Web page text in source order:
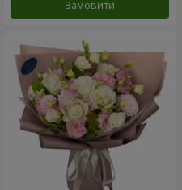
Замовити